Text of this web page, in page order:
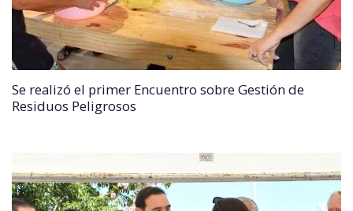
Se realizó el primer Encuentro sobre Gestión de
Residuos Peligrosos